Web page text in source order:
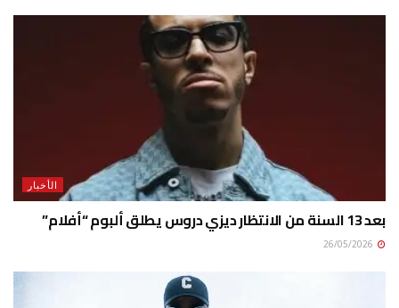
الأخبار
بعد 13 السنة من الانتظار ديزي دروس يطلق ألبوم “أفلام”